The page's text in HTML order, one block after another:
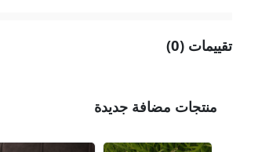
تقييمات (0)
منتجات مضافة جديدة